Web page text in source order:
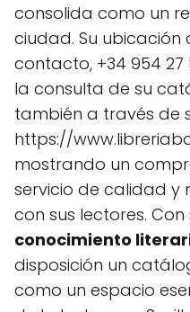
consolida como un
ciudad. Su ubicación
contacto, +34 954
la consulta de su
también a través de
https://
mostrando un
servicio de calidad y
con sus lectores.
conocimiento
disposición un
como un espacio